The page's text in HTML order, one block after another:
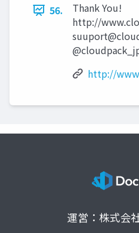
56.
Thank You!
http://
http://
運営：株式会